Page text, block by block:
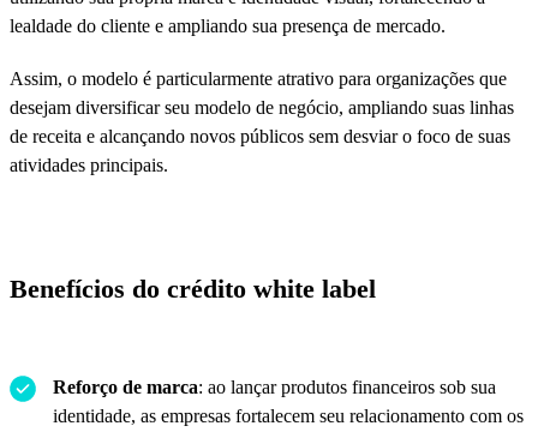
lealdade do cliente e ampliando sua presença de mercado.
Assim, o modelo é particularmente atrativo para organizações que
desejam diversificar seu modelo de negócio, ampliando suas linhas
de receita e alcançando novos públicos sem desviar o foco de suas
atividades principais.
Benefícios do crédito white label
Reforço de marca: ao lançar produtos financeiros sob sua
identidade, as empresas fortalecem seu relacionamento com os